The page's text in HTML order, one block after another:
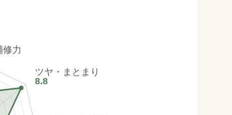
修力
ツヤ・まとまり
8.8